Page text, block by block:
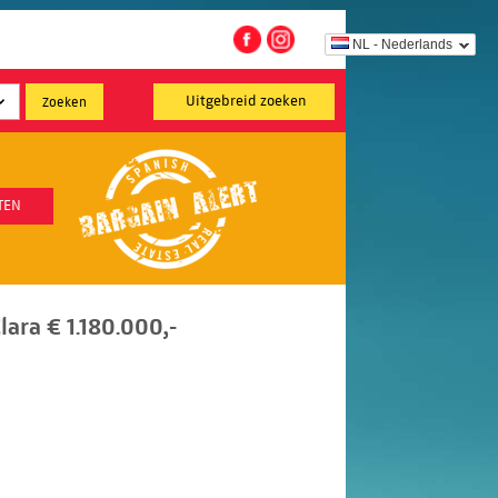
NL - Nederlands
Uitgebreid zoeken
€ 1.180.000,-